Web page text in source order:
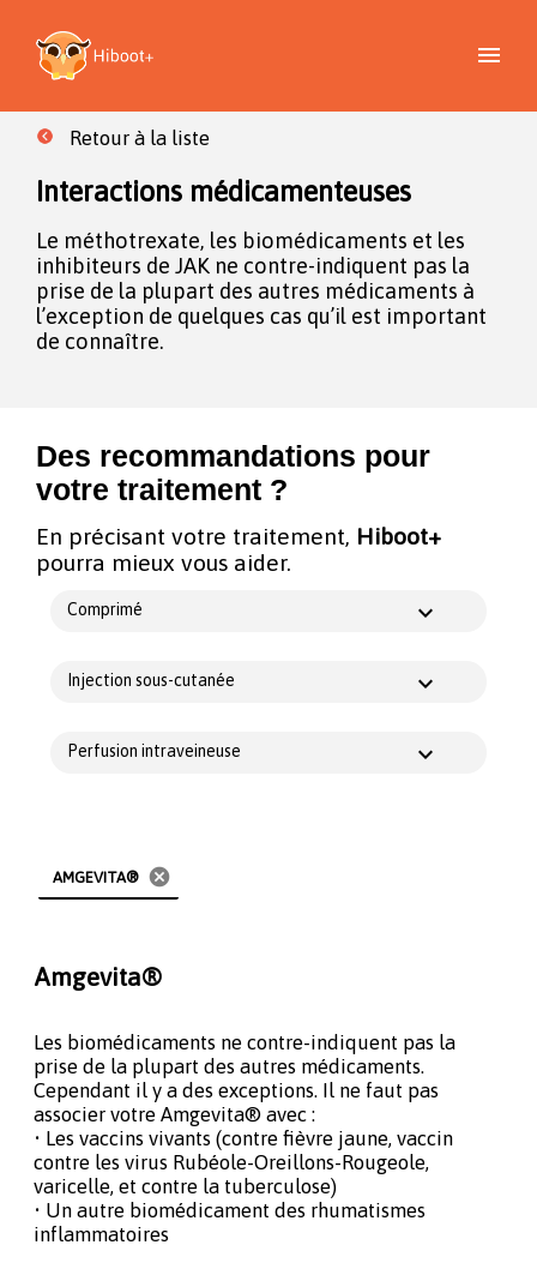
Retour à la liste
Interactions médicamenteuses
Le méthotrexate, les biomédicaments et les
inhibiteurs de JAK ne contre-indiquent pas la
prise de la plupart des autres médicaments à
l’exception de quelques cas qu’il est important
de connaître.
Des recommandations pour
votre traitement ?
En précisant votre traitement, Hiboot+
pourra mieux vous aider.
Comprimé
Injection sous-cutanée
Perfusion intraveineuse
AMGEVITA® cancel
Amgevita®
Les biomédicaments ne contre-indiquent pas la
prise de la plupart des autres médicaments.
Cependant il y a des exceptions. Il ne faut pas
associer votre Amgevita® avec :
• Les vaccins vivants (contre fièvre jaune, vaccin
contre les virus Rubéole-Oreillons-Rougeole,
varicelle, et contre la tuberculose)
• Un autre biomédicament des rhumatismes
inflammatoires